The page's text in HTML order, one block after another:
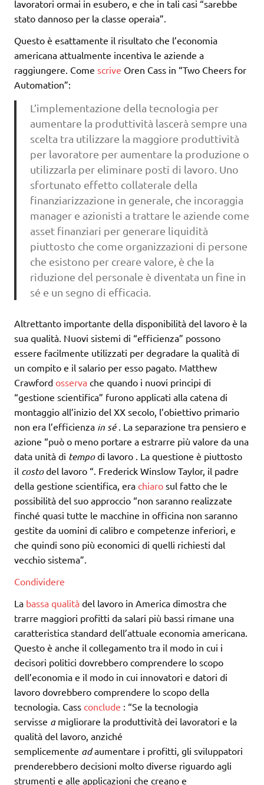
lavoratori ormai in esubero, e che in tali casi “sarebbe
stato dannoso per la classe operaia”.
Questo è esattamente il risultato che l’economia
americana attualmente incentiva le aziende a
raggiungere. Come scrive Oren Cass in “Two Cheers for
Automation”:
L’implementazione della tecnologia per
aumentare la produttività lascerà sempre una
scelta tra utilizzare la maggiore produttività
per lavoratore per aumentare la produzione o
utilizzarla per eliminare posti di lavoro. Uno
sfortunato effetto collaterale della
finanziarizzazione in generale, che incoraggia
manager e azionisti a trattare le aziende come
asset finanziari per generare liquidità
piuttosto che come organizzazioni di persone
che esistono per creare valore, è che la
riduzione del personale è diventata un fine in
sé e un segno di efficacia.
Altrettanto importante della disponibilità del lavoro è la
sua qualità. Nuovi sistemi di “efficienza” possono
essere facilmente utilizzati per degradare la qualità di
un compito e il salario per esso pagato. Matthew
Crawford osserva che quando i nuovi principi di
“gestione scientifica” furono applicati alla catena di
montaggio all’inizio del XX secolo, l’obiettivo primario
non era l’efficienza in sé. La separazione tra pensiero e
azione “può o meno portare a estrarre più valore da una
data unità di tempodi lavoro . La questione è piuttosto
il costodel lavoro “. Frederick Winslow Taylor, il padre
della gestione scientifica, era chiaro sul fatto che le
possibilità del suo approccio “non saranno realizzate
finché quasi tutte le macchine in officina non saranno
gestite da uomini di calibro e competenze inferiori, e
che quindi sono più economici di quelli richiesti dal
vecchio sistema”.
Condividere
La bassa qualità del lavoro in America dimostra che
trarre maggiori profitti da salari più bassi rimane una
caratteristica standard dell’attuale economia americana.
Questo è anche il collegamento tra il modo in cui i
decisori politici dovrebbero comprendere lo scopo
dell’economia e il modo in cui innovatori e datori di
lavoro dovrebbero comprendere lo scopo della
tecnologia. Cass conclude : “Se la tecnologia
servisse amigliorare la produttività dei lavoratori e la
qualità del lavoro, anziché
semplicemente adaumentare i profitti, gli sviluppatori
prenderebbero decisioni molto diverse riguardo agli
strumenti e alle applicazioni che creano e